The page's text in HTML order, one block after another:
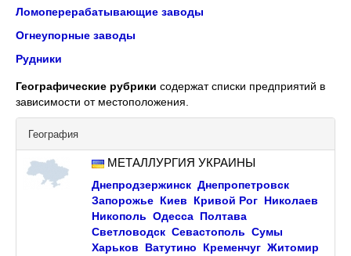
Ломоперерабатывающие заводы
Огнеупорные заводы
Рудники
Географические рубрики содержат списки предприятий в
зависимости от местоположения.
География
МЕТАЛЛУРГИЯ УКРАИНЫ
Днепродзержинск Днепропетровск
Запорожье Киев Кривой Рог Николаев
Никополь Одесса Полтава
Светловодск Севастополь Сумы
Харьков
Ватутино Кременчуг Житомир